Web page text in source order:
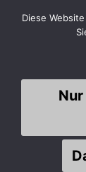
Seite
Diese